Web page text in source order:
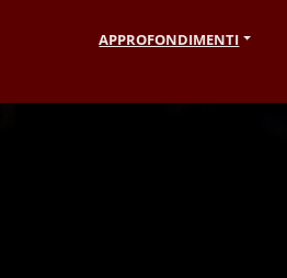
APPROFONDIMENTI